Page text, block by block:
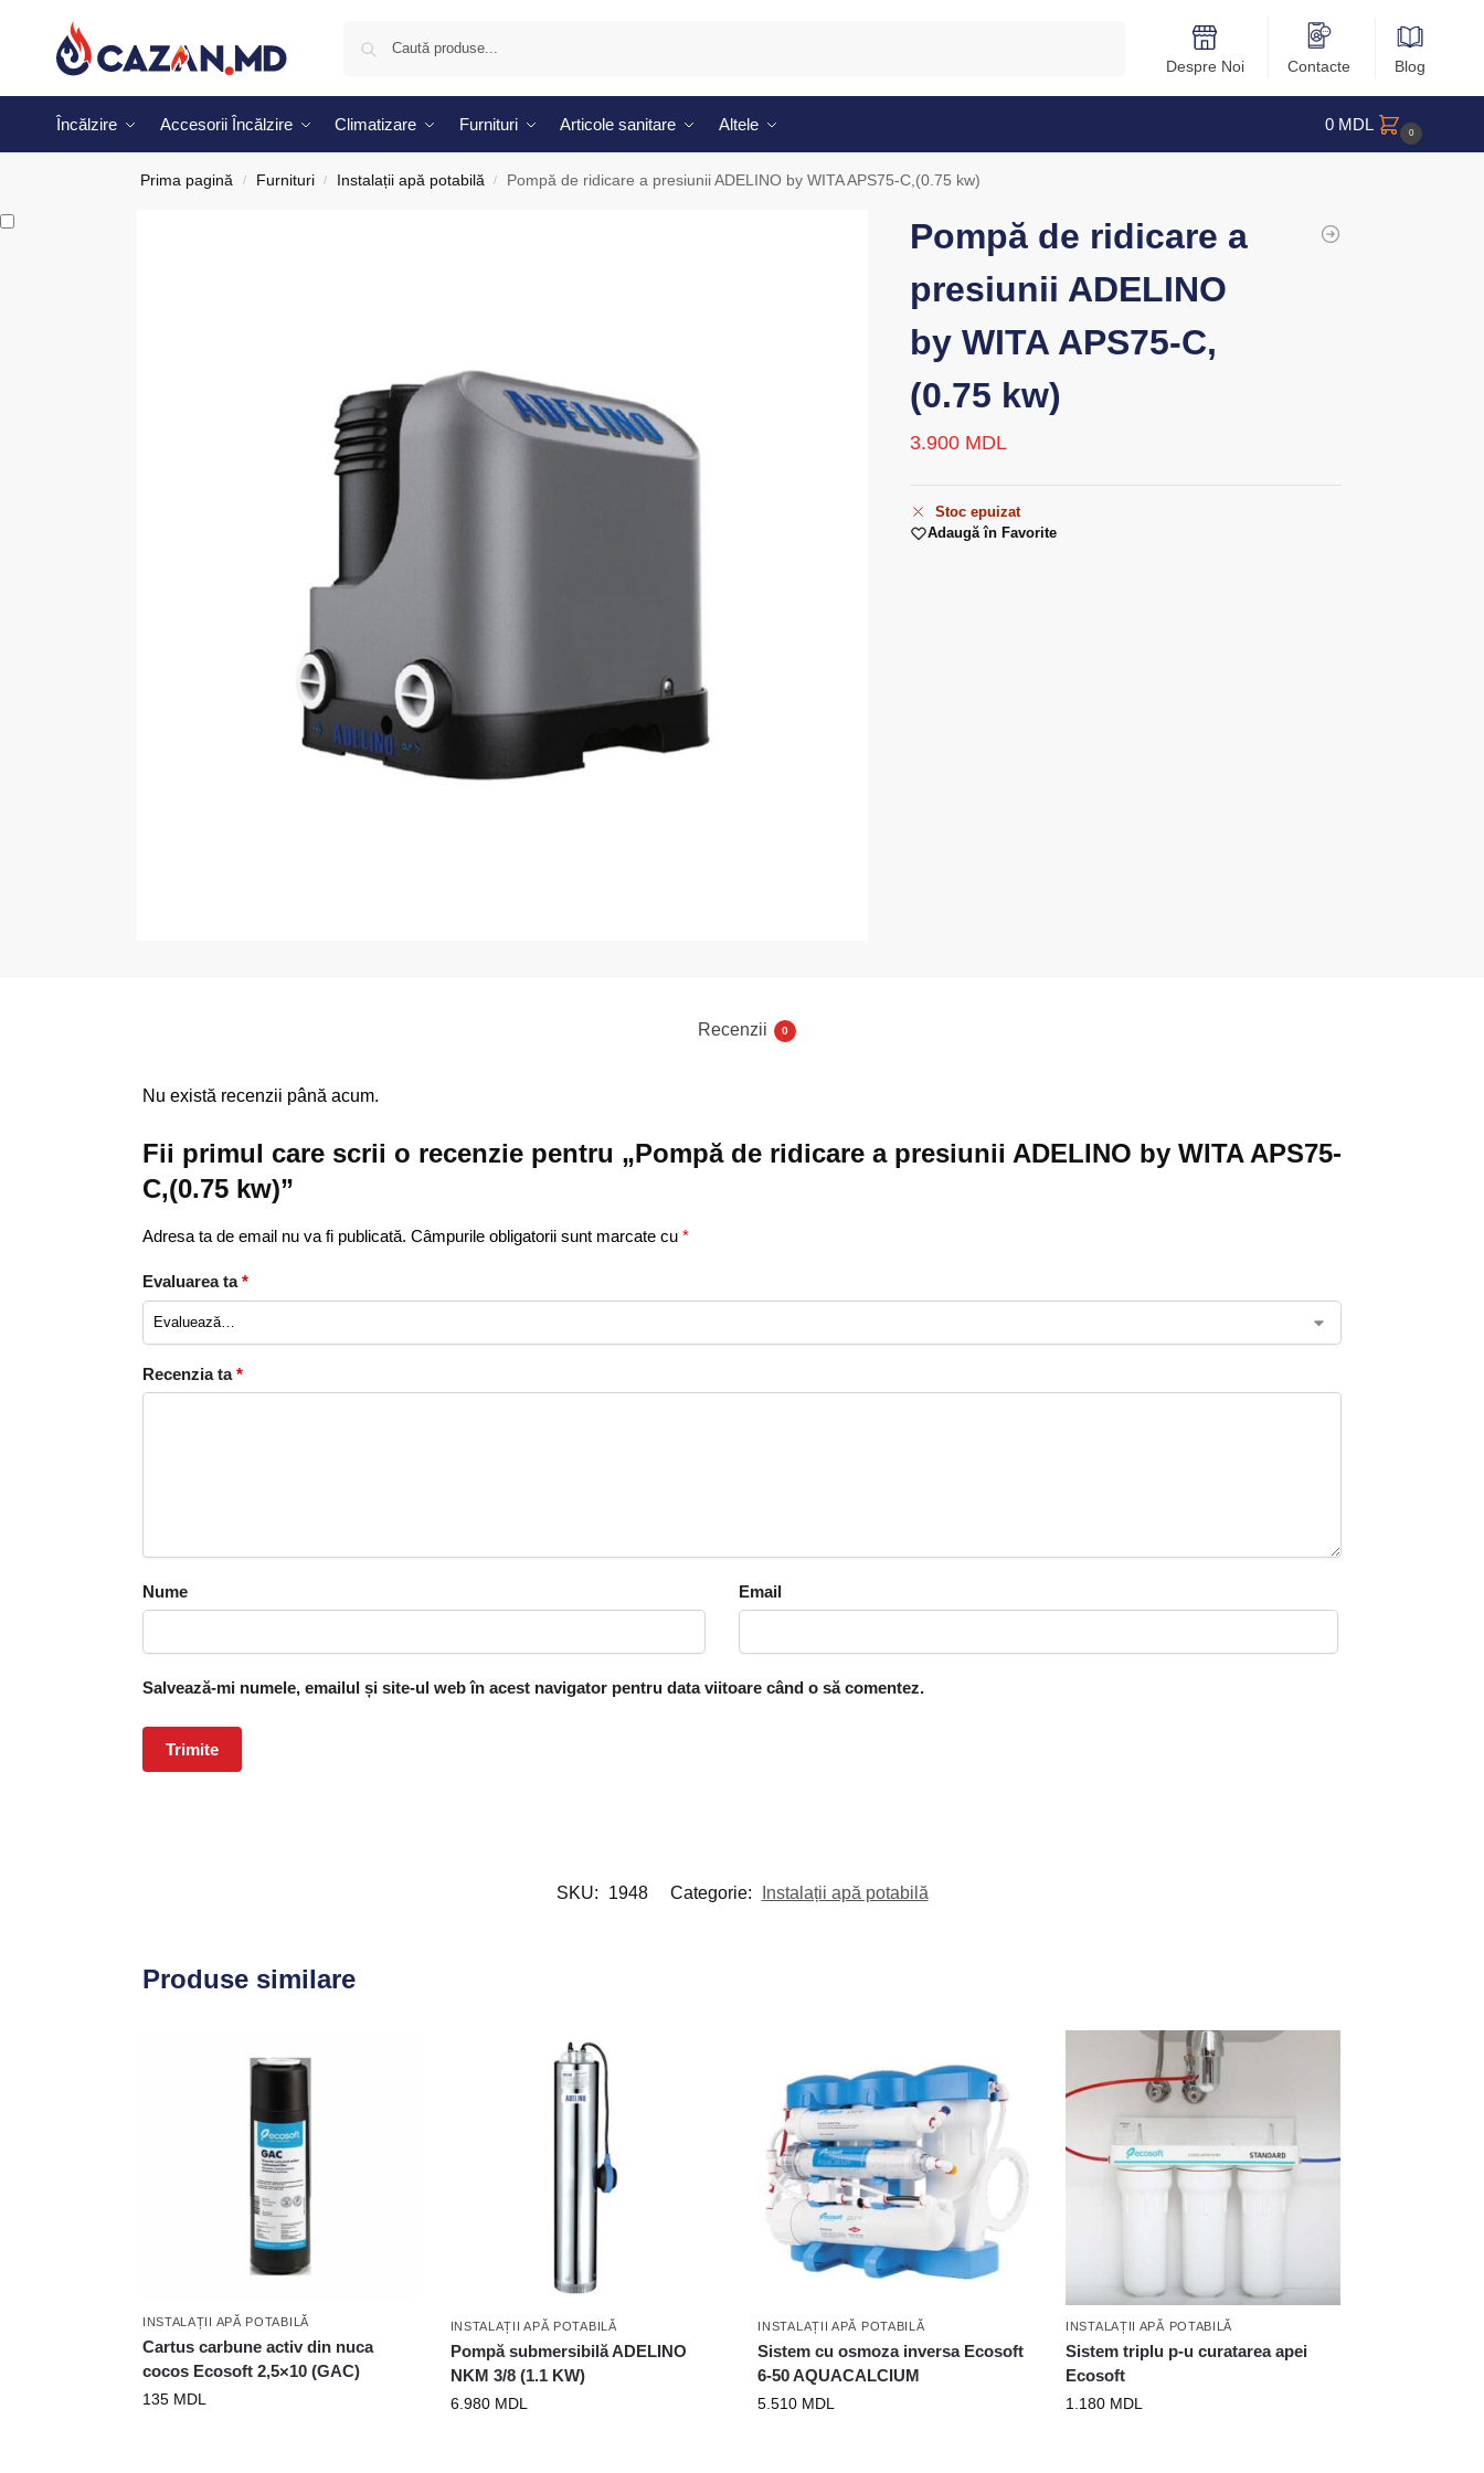
Despre Noi Contacte Blog
Încălzire Accesorii Încălzire Climatizare Furnituri Articole sanitare Altele 0 MDL 0
Prima pagină / Furnituri / Instalații apă potabilă / Pompă de ridicare a presiunii ADELINO by WITA APS75-C,(0.75 kw)
Pompă de ridicare a
presiunii ADELINO
by WITA APS75-C,
(0.75 kw)
3.900 MDL
Stoc epuizat
Adaugă în Favorite
Recenzii 0
Nu există recenzii până acum.
Fii primul care scrii o recenzie pentru „Pompă de ridicare a presiunii ADELINO by WITA APS75-
C,(0.75 kw)”
Adresa ta de email nu va fi publicată. Câmpurile obligatorii sunt marcate cu *
Evaluarea ta*
Recenzia ta*
Nume Email
Salvează-mi numele, emailul și site-ul web în acest navigator pentru data viitoare când o să comentez.
SKU: 1948 Categorie: Instalații apă potabilă
Produse similare
INSTALAȚII APĂ POTABILĂ
Cartus carbune activ din nuca
cocos Ecosoft 2,5×10 (GAC)
135 MDL
INSTALAȚII APĂ POTABILĂ
Pompă submersibilă ADELINO
NKM 3/8 (1.1 KW)
6.980 MDL
INSTALAȚII APĂ POTABILĂ
Sistem cu osmoza inversa Ecosoft
6-50 AQUACALCIUM
5.510 MDL
INSTALAȚII APĂ POTABILĂ
Sistem triplu p-u curatarea apei
Ecosoft
1.180 MDL